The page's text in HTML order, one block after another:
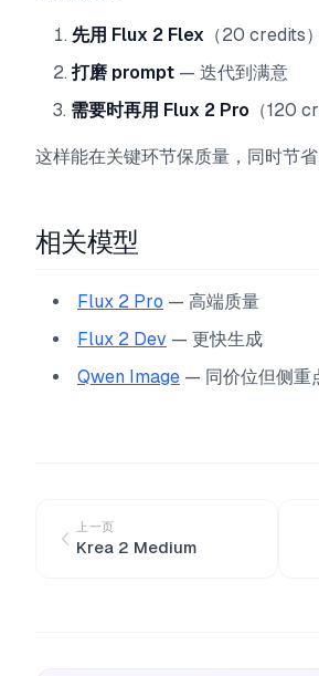
先用 Flux 2 Flex （20 credits
打磨 prompt — 迭代到满意
需要时再用 Flux 2 Pro （120
这样能在关键环节保质量，同时节省
相关模型
Flux 2 Pro — 高端质量
Flux 2 Dev — 更快生成
Qwen Image — 同价位但侧重
上一页
Krea 2 Medium